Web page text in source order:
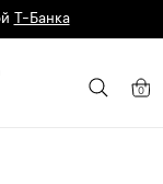
Т-Банка
Москва 0